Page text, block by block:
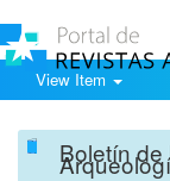
View Item
Boletín